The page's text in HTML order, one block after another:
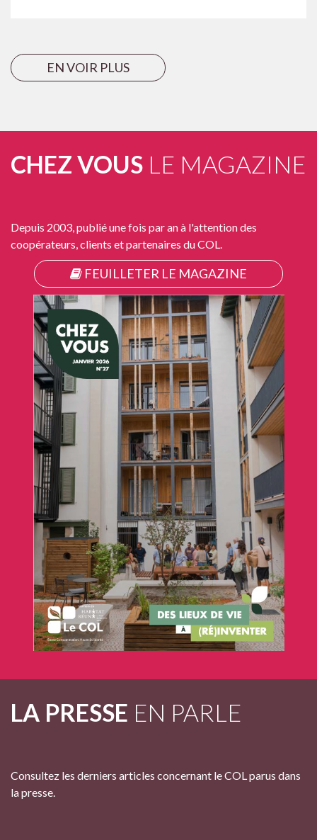
EN VOIR PLUS
CHEZ VOUS LE MAGAZINE
Depuis 2003, publié une fois par an à l'attention des
coopérateurs, clients et partenaires du COL.
FEUILLETER LE MAGAZINE
LA PRESSE EN PARLE
Consultez les derniers articles concernant le COL parus dans
la presse.